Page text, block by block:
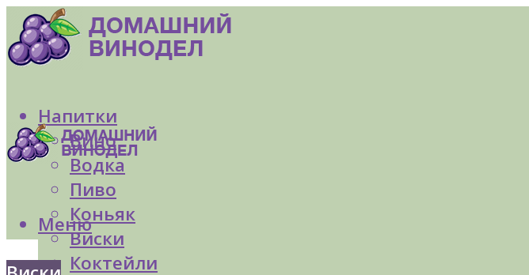
Напитки
Вино
Водка
Пиво
Коньяк
Виски
Коктейли
Меню